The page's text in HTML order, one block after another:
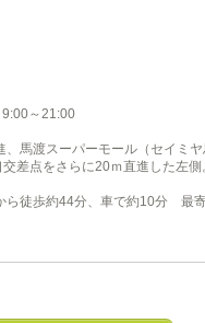
～21:00
馬渡スーパーモール（セイミヤ
差点をさらに20ｍ直進した左
ら徒歩約44分、車で約10分 最